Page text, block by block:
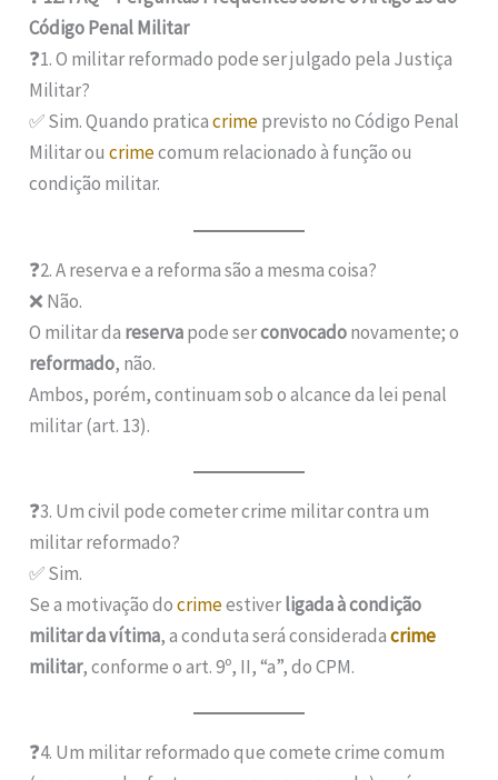
Código Penal Militar
❓1. O militar reformado pode ser julgado pela Justiça
Militar?
✅ Sim. Quando praticacrimeprevisto no Código Penal
Militar oucrimecomum relacionado à função ou
condição militar.
❓2. A reserva e a reforma são a mesma coisa?
❌ Não.
O militar da reservapode serconvocadonovamente; o
reformado, não.
Ambos, porém, continuam sob o alcance da lei penal
militar (art. 13).
❓3. Um civil pode cometer crime militar contra um
militar reformado?
✅ Sim.
Se a motivação docrimeestiverligada à condição
militar da vítima, a conduta será consideradacrime
militar, conforme o art. 9º, II, “a”, do CPM.
❓4. Um militar reformado que comete crime comum